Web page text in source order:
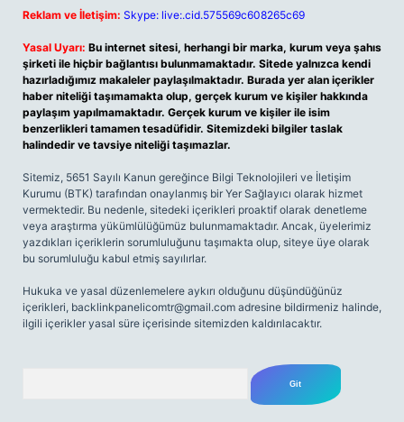
Reklam ve İletişim: Skype: live:.cid.575569c608265c69
Yasal Uyarı: Bu internet sitesi, herhangi bir marka, kurum veya şahıs
şirketi ile hiçbir bağlantısı bulunmamaktadır. Sitede yalnızca kendi
hazırladığımız makaleler paylaşılmaktadır. Burada yer alan içerikler
haber niteliği taşımamakta olup, gerçek kurum ve kişiler hakkında
paylaşım yapılmamaktadır. Gerçek kurum ve kişiler ile isim
benzerlikleri tamamen tesadüfidir. Sitemizdeki bilgiler taslak
halindedir ve tavsiye niteliği taşımazlar.
Sitemiz, 5651 Sayılı Kanun gereğince Bilgi Teknolojileri ve İletişim
Kurumu (BTK) tarafından onaylanmış bir Yer Sağlayıcı olarak hizmet
vermektedir. Bu nedenle, sitedeki içerikleri proaktif olarak denetleme
veya araştırma yükümlülüğümüz bulunmamaktadır. Ancak, üyelerimiz
yazdıkları içeriklerin sorumluluğunu taşımakta olup, siteye üye olarak
bu sorumluluğu kabul etmiş sayılırlar.
Hukuka ve yasal düzenlemelere aykırı olduğunu düşündüğünüz
içerikleri, backlinkpanelicomtr@gmail.com adresine bildirmeniz halinde,
ilgili içerikler yasal süre içerisinde sitemizden kaldırılacaktır.